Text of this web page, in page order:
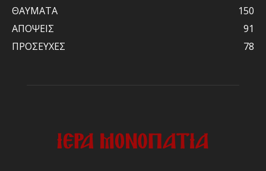
ΘΑΥΜΑΤΑ
150
ΑΠΟΨΕΙΣ
91
ΠΡΟΣΕΥΧΕΣ
78